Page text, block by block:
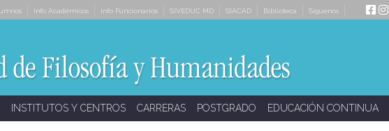
Info Académicos Info Funcionarios SIVEDUC MD SIACAD Biblioteca Síguenos
INSTITUTOS Y CENTROS CARRERAS POSTGRADO EDUCACIÓN CONTINUA